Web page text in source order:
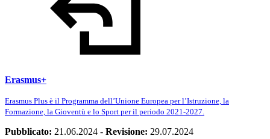
Erasmus+
Erasmus Plus è il Programma dell’Unione Europea per l’Istruzione, la
Formazione, la Gioventù e lo Sport per il periodo 2021-2027.
Pubblicato: 21.06.2024 - Revisione: 29.07.2024